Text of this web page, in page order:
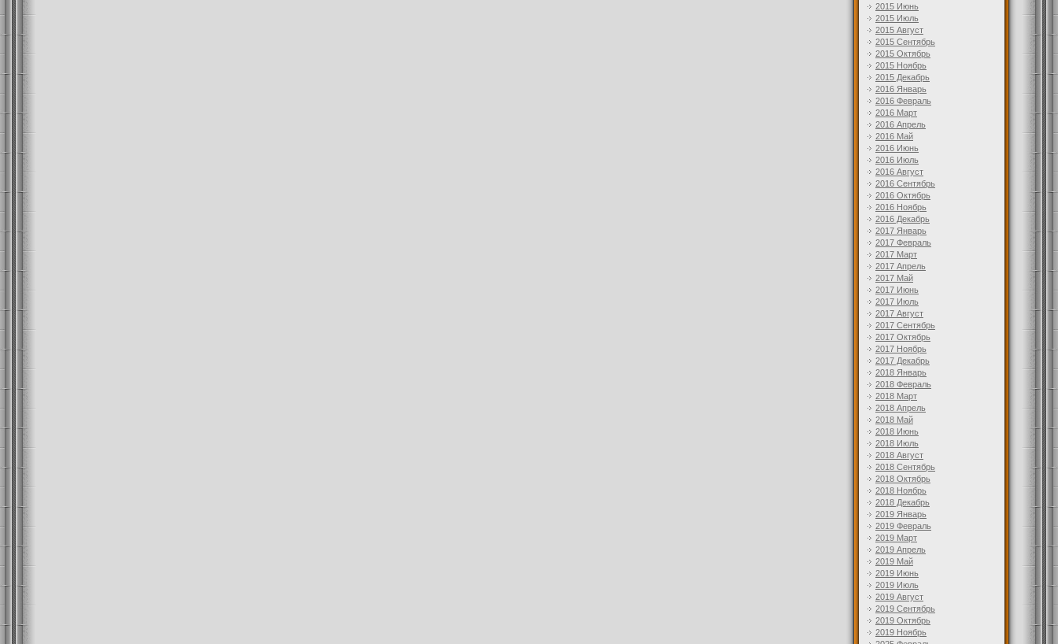
2015 Июнь
2015 Июль
2015 Август
2015 Сентябрь
2015 Октябрь
2015 Ноябрь
2015 Декабрь
2016 Январь
2016 Февраль
2016 Март
2016 Апрель
2016 Май
2016 Июнь
2016 Июль
2016 Август
2016 Сентябрь
2016 Октябрь
2016 Ноябрь
2016 Декабрь
2017 Январь
2017 Февраль
2017 Март
2017 Апрель
2017 Май
2017 Июнь
2017 Июль
2017 Август
2017 Сентябрь
2017 Октябрь
2017 Ноябрь
2017 Декабрь
2018 Январь
2018 Февраль
2018 Март
2018 Апрель
2018 Май
2018 Июнь
2018 Июль
2018 Август
2018 Сентябрь
2018 Октябрь
2018 Ноябрь
2018 Декабрь
2019 Январь
2019 Февраль
2019 Март
2019 Апрель
2019 Май
2019 Июнь
2019 Июль
2019 Август
2019 Сентябрь
2019 Октябрь
2019 Ноябрь